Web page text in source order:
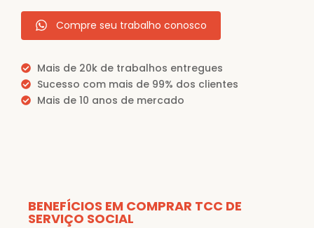
Compre seu trabalho conosco
Mais de 20k de trabalhos entregues
Sucesso com mais de 99% dos clientes
Mais de 10 anos de mercado
BENEFÍCIOS EM COMPRAR TCC DE
SERVIÇO SOCIAL